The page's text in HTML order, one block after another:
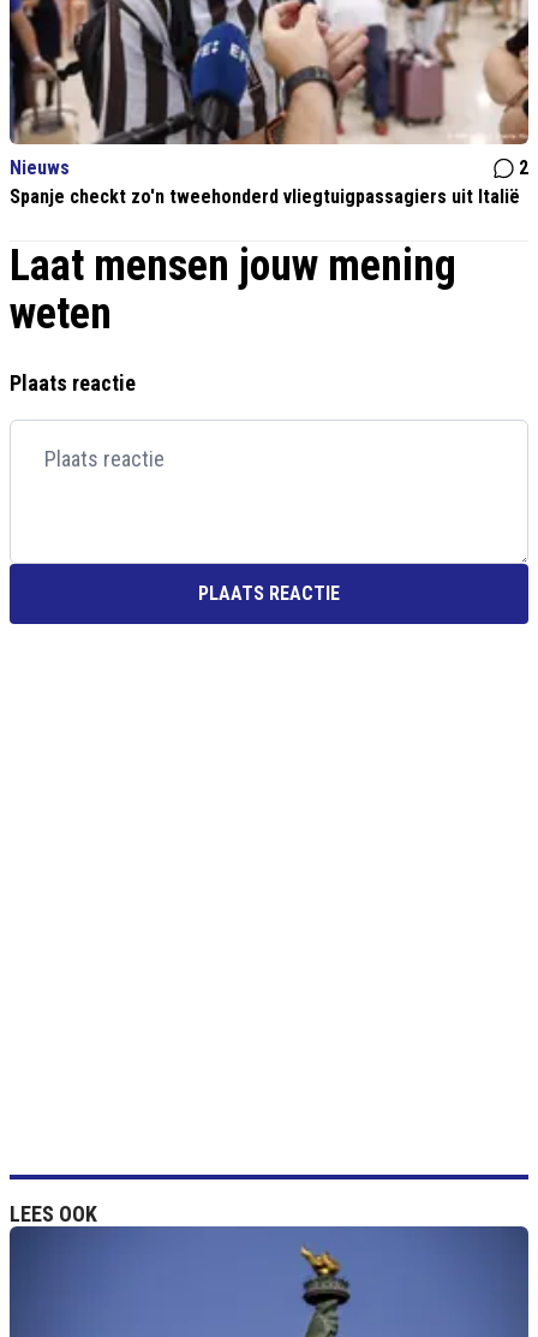
Nieuws
2
Spanje checkt zo'n tweehonderd vliegtuigpassagiers uit Italië
Laat mensen jouw mening
weten
Plaats reactie
PLAATS REACTIE
LEES OOK